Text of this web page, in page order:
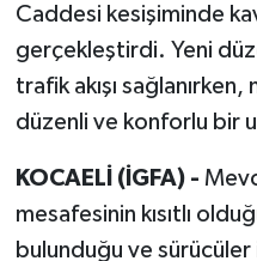
Caddesi kesişiminde
gerçekleştirdi. Yeni
trafik akışı
düzenli ve konforlu bir
KOCAELİ (İGFA) -
mesafesinin kısıtlı
bulunduğu ve